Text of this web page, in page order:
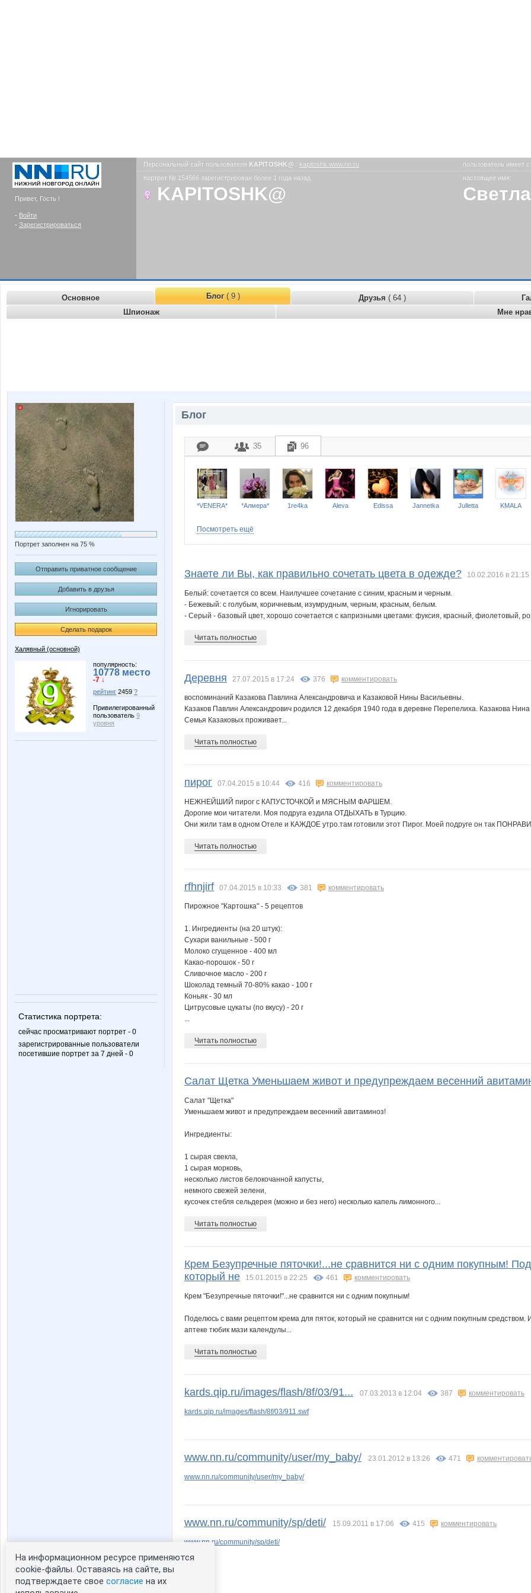
Привет, Гость !
- Войти
- Зарегистрироваться
Персональный сайт пользователя KAPITOSHK@ : kapitoshk.www.nn.ru пользователь имеет
портрет № 154566 зарегистрирован более 1 года назад
KAPITOSHK@
настоящее имя:
Основное Блог( 9 ) Друзья ( 64 )
Шпионаж
Мне
Портрет заполнен на 75 %
Отправить приватное сообщение
Добавить в друзья
Игнорировать
Сделать подарок
Халявный (основной)
популярность:
10778 место
-7 ↓
рейтинг 2459 ?
Привилегированный
пользователь 9
уровня
Статистика портрета:
сейчас просматривают портрет - 0
зарегистрированные пользователи
посетившие портрет за 7 дней - 0
Блог
35 96
*VENERA* *Алмера* 1re4ka Aleva Edissa Jannetka Julletta KMALA
VITORIYA VerukSa enotVK
Мышка-Малышка МАЛИНА89 НеСахар НАТИК@ Ольга176 Печеньк@ Пируэтта Роза Ивановна
Посмотреть ещё
Знаете ли Вы, как правильно сочетать цвета в одежде? 10.02.2016 в 21:15
Белый: сочетается со всем. Наилучшее сочетание с синим, красным и черным.
- Бежевый: с голубым, коричневым, изумрудным, черным, красным, белым.
- Серый - базовый цвет, хорошо сочетается с капризными цветами: фуксия, красный, фиолетовый,
Читать полностью
Деревня 27.07.2015 в 17:24 376 комментировать
воспоминаний Казакова Павлина Александровича и Казаковой Нины Васильевны.
Казаков Павлин Александрович родился 12 декабря 1940 года в деревне Перепелиха. Казакова
Семья Казаковых проживает...
Читать полностью
пирог 07.04.2015 в 10:44 416 комментировать
НЕЖНЕЙШИЙ пирог с КАПУСТОЧКОЙ и МЯСНЫМ ФАРШЕМ.
Дорогие мои читатели. Моя подруга ездила ОТДЫХАТЬ в Турцию.
Они жили там в одном Отеле и КАЖДОЕ утро.там готовили этот Пирог. Моей подруге он так
Читать полностью
rfhnjirf 07.04.2015 в 10:33 381 комментировать
Пирожное "Картошка" - 5 рецептов
1. Ингредиенты (на 20 штук):
Сухари ванильные - 500 г
Молоко сгущенное - 400 мл
Какао-порошок - 50 г
Сливочное масло - 200 г
Шоколад темный 70-80% какао - 100 г
Коньяк - 30 мл
Цитрусовые цукаты (по вкусу) - 20 г
...
Читать полностью
Салат Щетка Уменьшаем живот и предупреждаем весенний
Салат "Щетка"
Уменьшаем живот и предупреждаем весенний авитаминоз!
Ингредиенты:
1 сырая свекла,
1 сырая морковь,
несколько листов белокочанной капусты,
немного свежей зелени,
кусочек стебля сельдерея (можно и без него) несколько капель лимонного...
Читать полностью
Крем Безупречные пяточки!...не сравнится ни с одним покупным!
который не
15.01.2015 в 22:25 461 комментировать
Крем "Безупречные пяточки!"...не сравнится ни с одним покупным!
Поделюсь с вами рецептом крема для пяток, который не сравнится ни с одним покупным средством.
аптеке тюбик мази календулы...
Читать полностью
kards.qip.ru/images/flash/8f/03/91... 07.03.2013 в 12:04 387 комментировать
kards.qip.ru/images/flash/8f/03/911.swf
www.nn.ru/community/user/my_baby/ 23.01.2012 в 13:26 471
www.nn.ru/community/user/my_baby/
www.nn.ru/community/sp/deti/ 15.09.2011 в 17:06 415 комментировать
www.nn.ru/community/sp/deti/
На информационном ресурсе применяются
cookie-файлы. Оставаясь на сайте, вы
подтверждаете свое согласие на их